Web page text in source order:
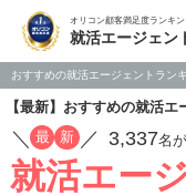
オリコン顧客満足度ランキン
就活エージェン
おすすめの就活エージェントラン
【最新】おすすめの就活
／ 最 新 ／ 3,337名
就活エー